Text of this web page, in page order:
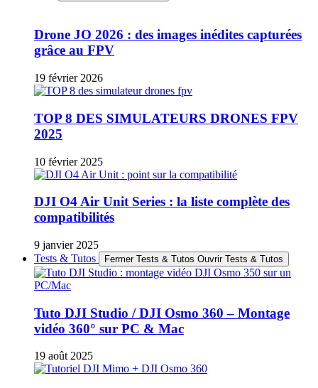
Drone JO 2026 : des images inédites capturées
grâce au FPV
19 février 2026
TOP 8 DES SIMULATEURS DRONES FPV
2025
10 février 2025
DJI O4 Air Unit Series : la liste complète des
compatibilités
9 janvier 2025
Tests & Tutos
Fermer Tests & Tutos Ouvrir Tests & Tutos
Tuto DJI Studio / DJI Osmo 360 – Montage
vidéo 360° sur PC & Mac
19 août 2025